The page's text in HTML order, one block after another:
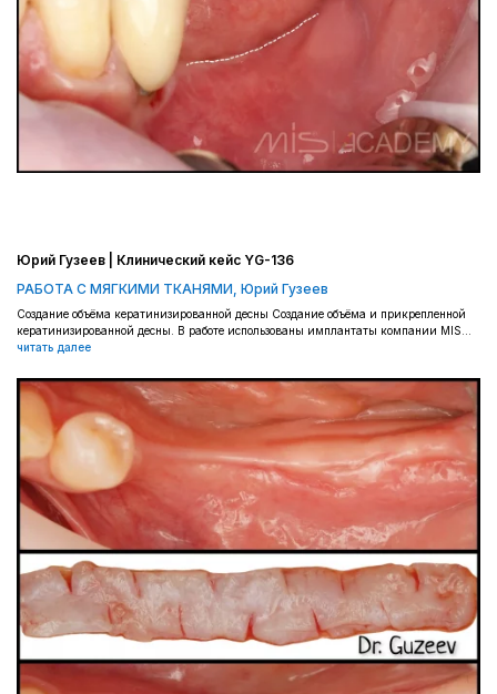
Юрий Гузеев | Клинический кейс YG-136
РАБОТА С МЯГКИМИ ТКАНЯМИ, Юрий Гузеев
Создание объёма кератинизированной десны Создание объёма и прикрепленной
кератинизированной десны. В работе использованы имплантаты компании MIS...
читать далее